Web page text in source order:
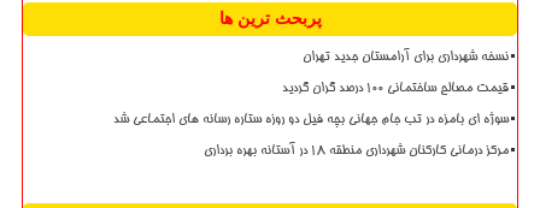
پربحث ترین ها
نسخه شهرداری برای آرامستان جدید تهران
قیمت مصالح ساختمانی ۱۰۰ درصد گران گردید
سوژه ای بامزه در تب جام جهانی بچه فیل دو روزه ستاره رسانه های اجتماعی شد
مرکز درمانی کارکنان شهرداری منطقه ۱۸ در آستانه بهره برداری